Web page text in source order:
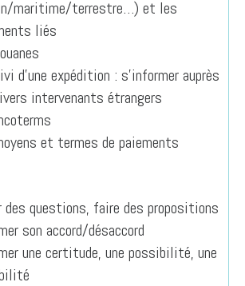
maritime/terrestre…) et les
liés
d’une expédition : s’informer auprès
intervenants étrangers
et termes de paiements
des questions, faire des propositions
son accord/désaccord
une certitude, une possibilité, une